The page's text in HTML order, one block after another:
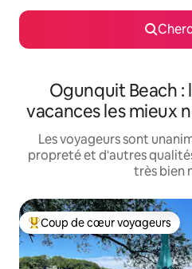
Ogunquit Beach :
vacances les mieux
Les voyageurs sont
propreté et d'autres
très bien
Coup de cœur voyageurs parmi
Coup de cœur voyageurs